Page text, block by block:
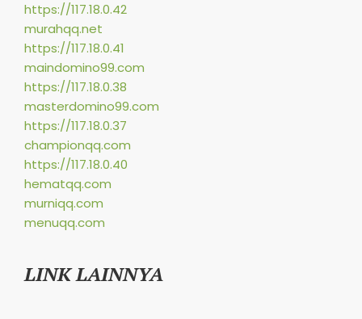
https://117.18.0.42
murahqq.net
https://117.18.0.41
maindomino99.com
https://117.18.0.38
masterdomino99.com
https://117.18.0.37
championqq.com
https://117.18.0.40
hematqq.com
murniqq.com
menuqq.com
LINK LAINNYA